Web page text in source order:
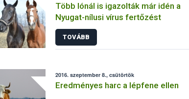
Több lónál is igazolták már idén a
Nyugat-nílusi vírus fertőzést
TOVÁBB
2016. szeptember 8., csütörtök
Eredményes harc a lépfene ellen